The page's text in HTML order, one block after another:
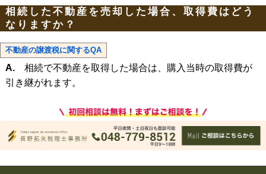
相続した不動産を売却した場合、取得費はどう
なりますか？
不動産の譲渡税に関するQA
A.相続で不動産を取得した場合は、購入当時の取得費が
引き継がれます。